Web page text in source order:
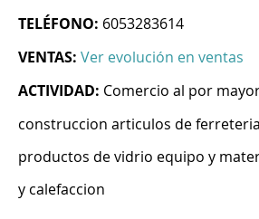
TELÉFONO: 6053283614
VENTAS: Ver evolución en ventas
ACTIVIDAD: Comercio al por
construccion articulos de
productos de vidrio equipo y
y calefaccion